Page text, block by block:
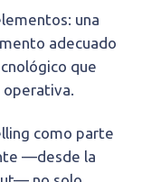
una
adecuado
que
operativa.
como parte
—desde la